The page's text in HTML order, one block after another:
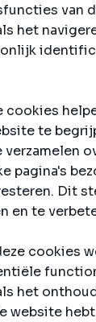
van
het
cookies
te
pagina's
Dit
en te
cookies
het
website